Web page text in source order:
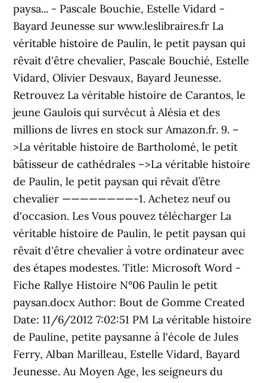
paysa... - Pascale Bouchie, Estelle Vidard -
Bayard Jeunesse sur www.leslibraires.fr La
véritable histoire de Paulin, le petit paysan qui
rêvait d'être chevalier, Pascale Bouchié, Estelle
Vidard, Olivier Desvaux, Bayard Jeunesse.
Retrouvez La véritable histoire de Carantos, le
jeune Gaulois qui survécut à Alésia et des
millions de livres en stock sur Amazon.fr. 9. –
>La véritable histoire de Bartholomé, le petit
bâtisseur de cathédrales –>La véritable histoire
de Paulin, le petit paysan qui rêvait d’être
chevalier ————————-1. Achetez neuf ou
d'occasion. Les Vous pouvez télécharger La
véritable histoire de Paulin, le petit paysan qui
rêvait d'être chevalier à votre ordinateur avec
des étapes modestes. Title: Microsoft Word -
Fiche Rallye Histoire N°06 Paulin le petit
paysan.docx Author: Bout de Gomme Created
Date: 11/6/2012 7:02:51 PM La véritable histoire
de Pauline, petite paysanne à l'école de Jules
Ferry, Alban Marilleau, Estelle Vidard, Bayard
Jeunesse. Au Moyen Age, les seigneurs du